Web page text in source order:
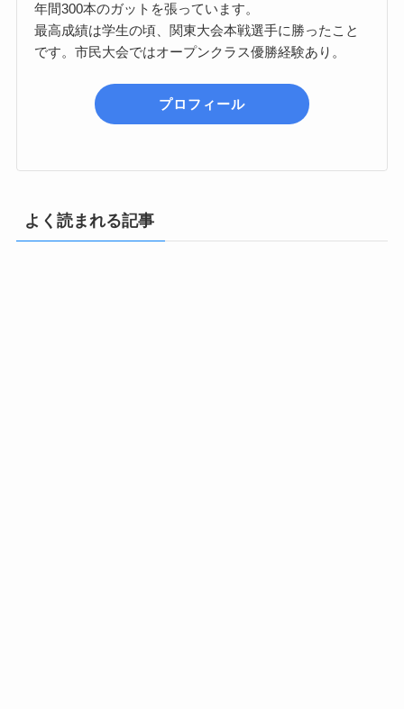
年間300本のガットを張っています。
最高成績は学生の頃、関東大会本戦選手に勝ったこと
です。市民大会ではオープンクラス優勝経験あり。
プロフィール
よく読まれる記事